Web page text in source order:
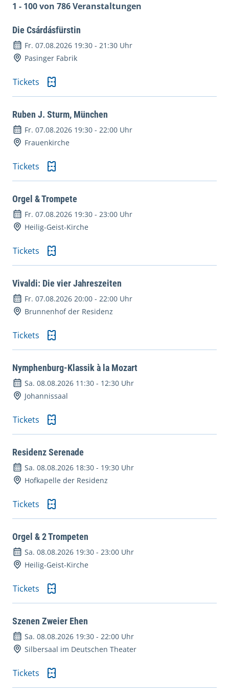
1 - 100 von 786 Veranstaltungen
Die Csárdásfürstin
Fr. 07.08.2026 19:30 - 21:30 Uhr
Pasinger Fabrik
Tickets
Ruben J. Sturm, München
Fr. 07.08.2026 19:30 - 22:00 Uhr
Frauenkirche
Tickets
Orgel & Trompete
Fr. 07.08.2026 19:30 - 23:00 Uhr
Heilig-Geist-Kirche
Tickets
Vivaldi: Die vier Jahreszeiten
Fr. 07.08.2026 20:00 - 22:00 Uhr
Brunnenhof der Residenz
Tickets
Nymphenburg-Klassik à la Mozart
Sa. 08.08.2026 11:30 - 12:30 Uhr
Johannissaal
Tickets
Residenz Serenade
Sa. 08.08.2026 18:30 - 19:30 Uhr
Hofkapelle der Residenz
Tickets
Orgel & 2 Trompeten
Sa. 08.08.2026 19:30 - 23:00 Uhr
Heilig-Geist-Kirche
Tickets
Szenen Zweier Ehen
Sa. 08.08.2026 19:30 - 22:00 Uhr
Silbersaal im Deutschen Theater
Tickets